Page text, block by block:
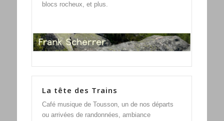
blocs rocheux, et plus.
La tête des Trains
Café musique de Tousson, un de nos départs
ou arrivées de randonnées, ambiance